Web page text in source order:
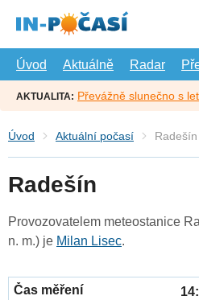
hlavní
Úvod
Aktuálně Radar
AKTUALITA: Převážně slunečno s
Úvod Aktuální počasí Radešín
Radešín
Provozovatelem meteostanice
n. m.) je Milan Lisec.